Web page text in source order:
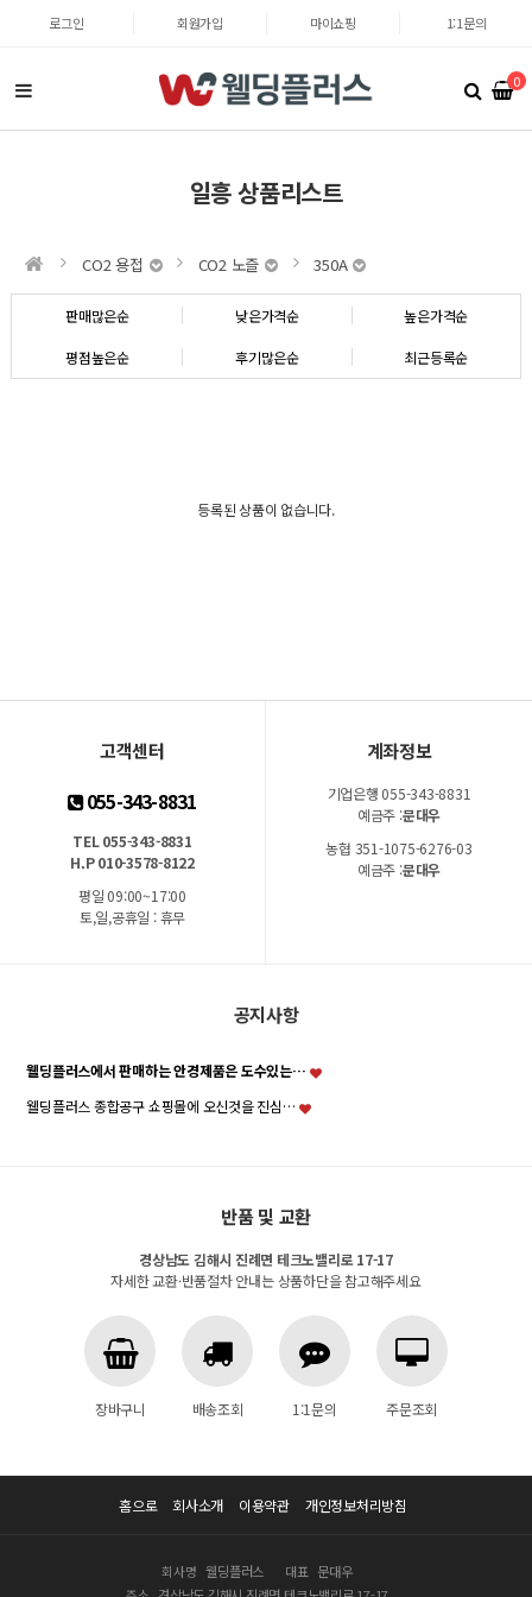
로그인 회원가입 마이쇼핑 1:1문의
0
일흥 상품리스트
CO2 용접 CO2 노즐 350A
판매많은순 낮은가격순 높은가격순
평점높은순 후기많은순 최근등록순
등록된 상품이 없습니다.
고객센터
055-343-8831
TEL 055-343-8831
H.P 010-3578-8122
평일 09:00~17:00
토,일,공휴일 : 휴무
계좌정보
기업은행 055-343-8831
예금주 :문대우
농협 351-1075-6276-03
예금주 :문대우
공지사항
웰딩플러스에서 판매하는 안경제품은 도수있는…
웰딩플러스 종합공구 쇼핑몰에 오신것을 진심…
반품 및 교환
경상남도 김해시 진례면 테크노밸리로 17-17
자세한 교환·반품절차 안내는 상품하단을 참고해주세요
장바구니 배송조회 1:1문의 주문조회
홈으로 회사소개 이용약관 개인정보처리방침
회사명 웰딩플러스 대표 문대우